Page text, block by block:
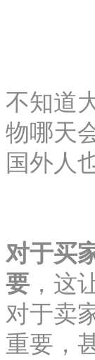
不知道
物哪天
国外人
对于买
要 ，这
对于卖
重要，